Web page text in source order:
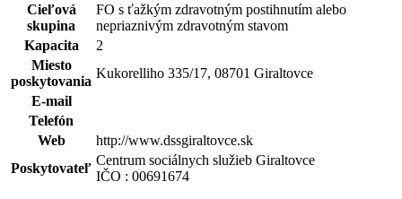
Cieľová
skupina
FO s ťažkým zdravotným postihnutím alebo
nepriaznivým zdravotným stavom
Kapacita
2
Miesto
poskytovania
Kukorelliho 335/17, 08701 Giraltovce
E-mail
Telefón
Web
http://www.dssgiraltovce.sk
Poskytovateľ
Centrum sociálnych služieb Giraltovce
IČO : 00691674